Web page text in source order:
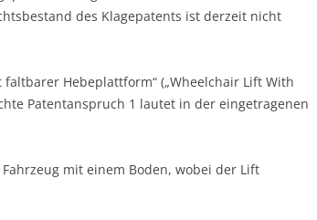
des Klagepatents ist derzeit nicht
Hebeplattform“ („Wheelchair Lift With
Patentanspruch 1 lautet in der eingetragenen
mit einem Boden, wobei der Lift